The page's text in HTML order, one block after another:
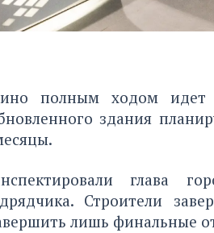
полным ходом идет
здания
глава
Строители
лишь финальные